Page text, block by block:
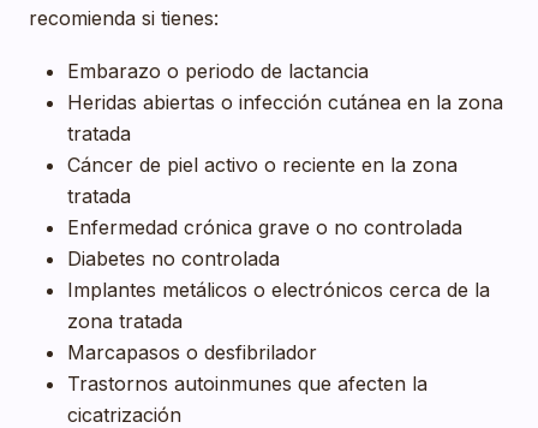
recomienda si tienes:
Embarazo o periodo de lactancia
Heridas abiertas o infección cutánea en la zona
tratada
Cáncer de piel activo o reciente en la zona
tratada
Enfermedad crónica grave o no controlada
Diabetes no controlada
Implantes metálicos o electrónicos cerca de la
zona tratada
Marcapasos o desfibrilador
Trastornos autoinmunes que afecten la
cicatrización